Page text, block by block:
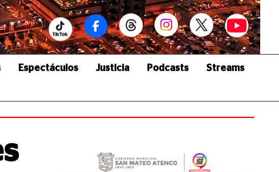
Espectáculos Justicia Podcasts Streams